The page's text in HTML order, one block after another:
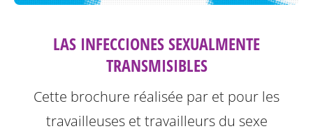
LAS INFECCIONES SEXUALMENTE
TRANSMISIBLES
Cette brochure réalisée par et pour les
travailleuses et travailleurs du sexe